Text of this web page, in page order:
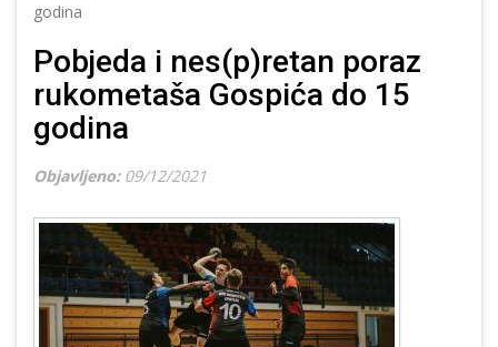
godina
Pobjeda i nes(p)retan poraz
rukometaša Gospića do 15
godina
Objavljeno: 09/12/2021